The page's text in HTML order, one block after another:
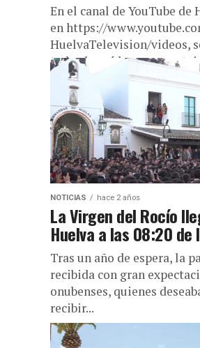
En el canal de YouTube
en https://
HuelvaTelevision/videos,
todos los vídeos y
más destacados de los...
NOTICIAS hace 2 años
La Virgen del Rocío
Huelva a las 08:20 de
Tras un año de espera, la
recibida con gran
onubenses, quienes
recibir...